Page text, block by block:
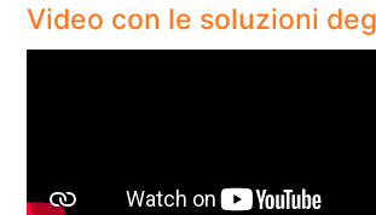
Video con le soluzioni